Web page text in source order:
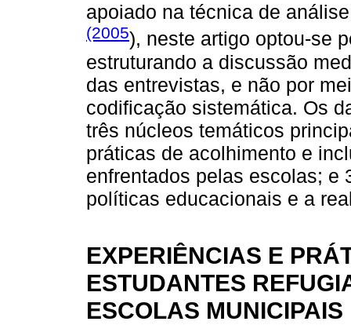
apoiado na técnica de
(2005), neste artigo optou-se
estruturando a discussão
das entrevistas, e não por
codificação sistemática. Os
três núcleos temáticos
práticas de acolhimento e
enfrentados pelas escolas; e
políticas educacionais e a
EXPERIÊNCIAS E
ESTUDANTES
ESCOLAS